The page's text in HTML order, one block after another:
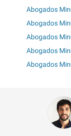
Abogados
Abogados
Abogados
Abogados
Abogados